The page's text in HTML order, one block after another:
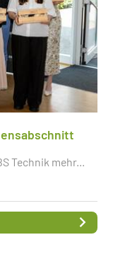
Technik mehr...